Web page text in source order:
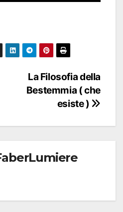
La Filosofia della
Bestemmia ( che
esiste )